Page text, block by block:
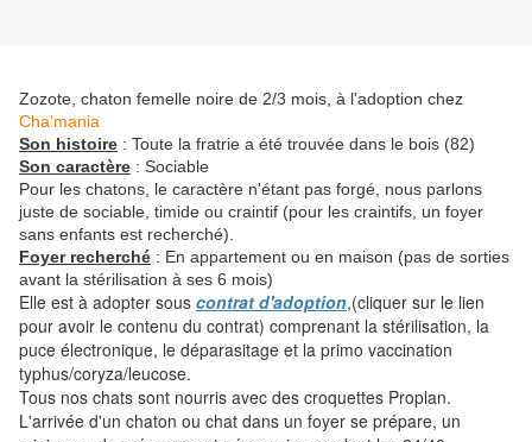
Zozote, chaton femelle noire de 2/3 mois, à l'adoption chez
Cha'mania
Son histoire : Toute la fratrie a été trouvée dans le bois (82)
Son caractère : Sociable
Pour les chatons, le caractère n'étant pas forgé, nous parlons
juste de sociable, timide ou craintif (pour les craintifs, un foyer
sans enfants est recherché).
Foyer recherché : En appartement ou en maison (pas de sorties
avant la stérilisation à ses 6 mois)
Elle est à adopter sous contrat d'adoption,(cliquer sur le lien
pour avoir le contenu du contrat) comprenant la stérilisation, la
puce électronique, le déparasitage et la primo vaccination
typhus/coryza/leucose.
Tous nos chats sont nourris avec des croquettes Proplan.
L'arrivée d'un chaton ou chat dans un foyer se prépare, un